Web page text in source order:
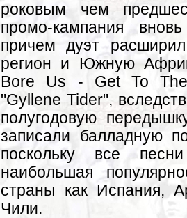
роковым чем
промо-кампания
причем дуэт
регион и Южную
Bore Us - Get To The
"Gyllene Tider",
полугодовую
записали балладную
поскольку все
наибольшая
страны как Испания,
Чили.